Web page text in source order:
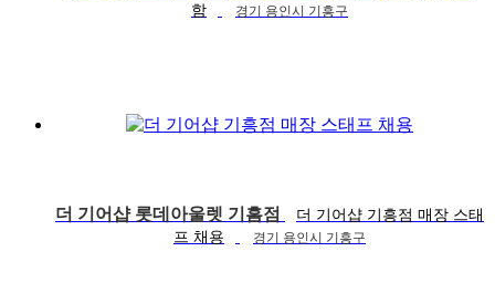
함
경기 용인시 기흥구
더 기어샵 롯데아울렛 기흠점
더 기어샵 기흥점 매장 스태
프 채용
경기 용인시 기흥구